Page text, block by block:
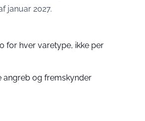
januar 2027.
for hver varetype, ikke per
angreb og fremskynder